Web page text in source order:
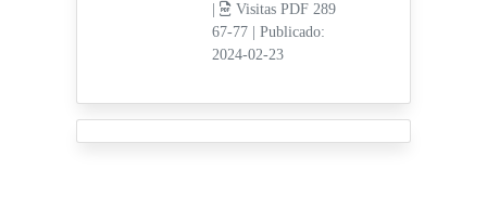
Visitas PDF 289
67-77
Publicado:
2024-02-23